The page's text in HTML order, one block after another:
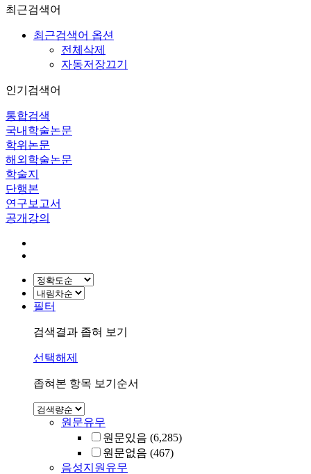
최근검색어
최근검색어 옵션
전체삭제
자동저장끄기
인기검색어
통합검색
국내학술논문
학위논문
해외학술논문
학술지
단행본
연구보고서
공개강의
필터
검색결과 좁혀 보기
선택해제
좁혀본 항목 보기순서
원문유무
원문있음 (6,285)
원문없음 (467)
음성지원유무